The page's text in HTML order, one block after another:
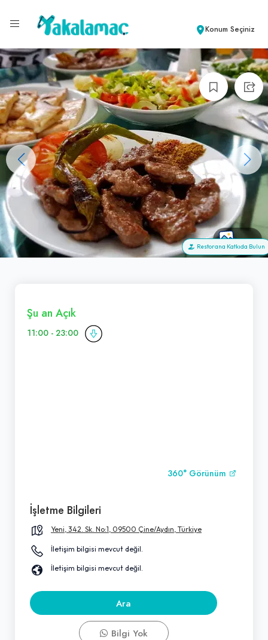
Konum Seçiniz
+44
Restorana Katkıda Bulun
Şu an Açık
11:00 - 23:00
360° Görünüm
İşletme Bilgileri
Yeni, 342. Sk. No:1, 09500 Çine/Aydın, Türkiye
İletişim bilgisi mevcut değil.
İletişim bilgisi mevcut değil.
Ara
Bilgi Yok